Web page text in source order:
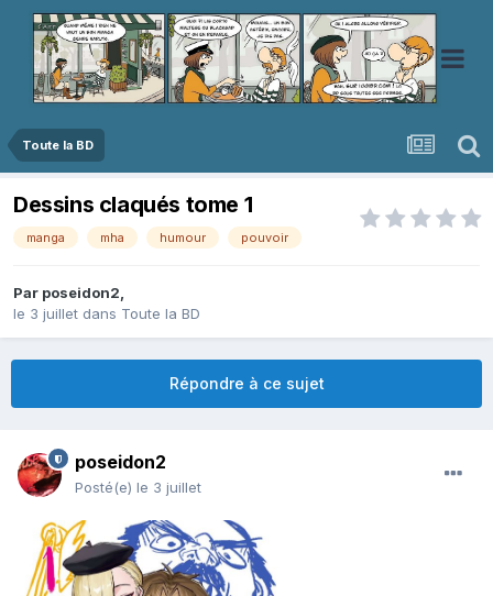
Toute la BD
Dessins claqués tome 1
manga mha humour pouvoir
Par poseidon2,
le 3 juillet dans Toute la BD
Répondre à ce sujet
poseidon2
Posté(e) le 3 juillet